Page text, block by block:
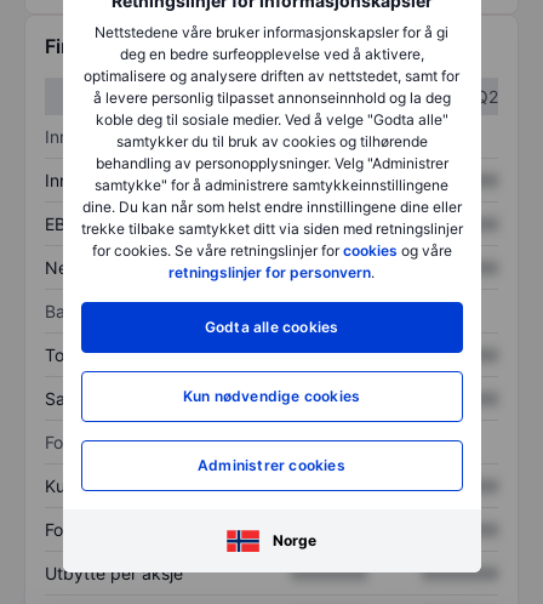
Nettstedene våre bruker informasjonskapsler for å gi
deg en bedre surfeopplevelse ved å aktivere,
optimalisere og analysere driften av nettstedet, samt for
å levere personlig tilpasset annonseinnhold og la deg
koble deg til sosiale medier. Ved å velge "Godta alle"
samtykker du til bruk av cookies og tilhørende
behandling av personopplysninger. Velg "Administrer
samtykke" for å administrere samtykkeinnstillingene
dine. Du kan når som helst endre innstillingene dine eller
trekke tilbake samtykket ditt via siden med retningslinjer
for cookies. Se våre retningslinjer forcookies og våre
retningslinjer for personvern.
Godta alle cookies
Kun nødvendige cookies
Administrer cookies
Norge
Finansiell informasjon
Q1
Q2
Inntektsoversikt
Inntekter XXXXXXX XXXXXXX
EBITDA XXXXXXX XXXXXXX
Nettoinntekt XXXXXXX
Balanse
Totale eiendeler XXXXXXX XXXXXXX
Samlet gjeld XXXXXXX
Forholdstall
Kurs/salg XXXXXXX XXXXXXX
Fortjeneste per aksje
Utbytte per aksje XXXXXXX XXXXXXX